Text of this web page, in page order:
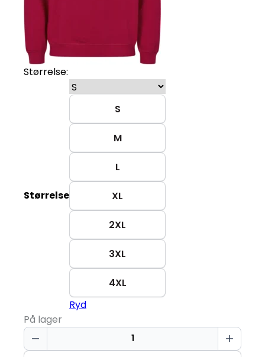
Størrelse:
Størrelse
S
M
L
XL
2XL
3XL
4XL
Ryd
På lager
Sweatshirt
|